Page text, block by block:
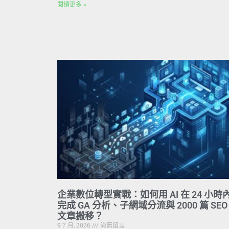
閱讀更多 »
企業數位轉型實戰：如何用 AI 在 24 小時
完成 GA 分析、子網域分流與 2000 篇 SEO
文章搬移？
9 7 月, 2026 尚無留言